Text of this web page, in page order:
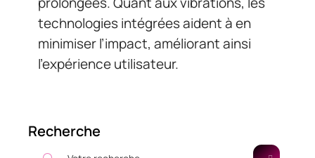
technologies intégrées aident à en
minimiser l’impact, améliorant ainsi
l’expérience utilisateur.
Recherche